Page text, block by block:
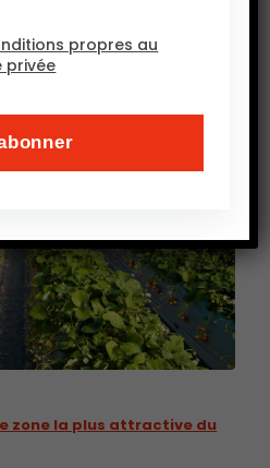
zone la plus attractive du
propres au
privée